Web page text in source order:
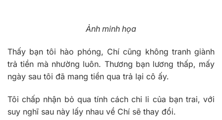
Ảnh minh họa
Thấy bạn tôi hào phóng, Chí cũng không tranh giành
trả tiền mà nhường luôn. Thương bạn lương thấp, mấy
ngày sau tôi đã mang tiền qua trả lại cô ấy.
Tôi chấp nhận bỏ qua tính cách chi li của bạn trai, với
suy nghĩ sau này lấy nhau về Chí sẽ thay đổi.